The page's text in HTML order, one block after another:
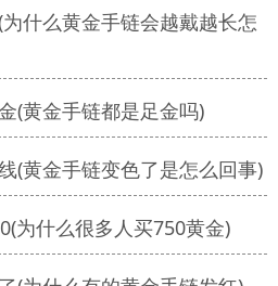
什么黄金手链会越戴越长怎
(黄金手链都是足金吗)
(黄金手链变色了是怎么回事)
为什么很多人买750黄金)